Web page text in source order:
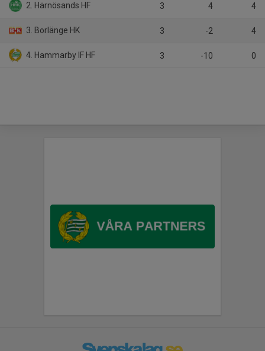
2. Härnösands HF 3 4 4
3. Borlänge HK 3 -2 4
4. Hammarby IF HF 3 -10 0